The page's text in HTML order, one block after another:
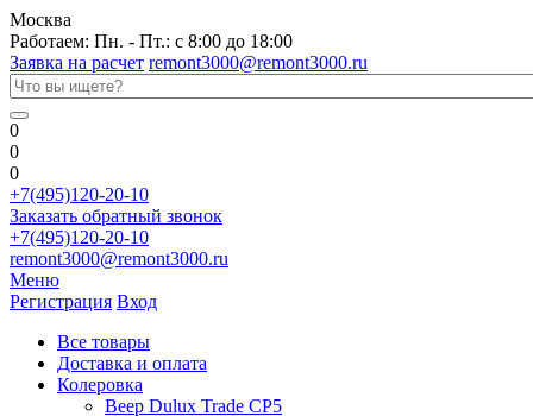
Москва
Работаем: Пн. - Пт.: с 8:00 до 18:00
Заявка на расчет remont3000@remont3000.ru
0
0
0
+7(495)120-20-10
Заказать обратный звонок
+7(495)120-20-10
remont3000@remont3000.ru
Меню
Регистрация Вход
Все товары
Доставка и оплата
Колеровка
Веер Dulux Trade CP5